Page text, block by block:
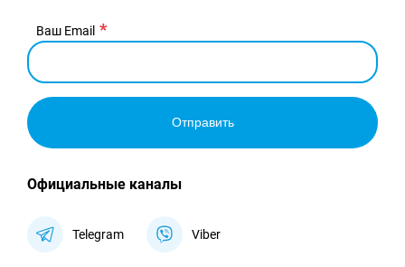
Ваш Email
Отправить
Официальные каналы
Telegram Viber